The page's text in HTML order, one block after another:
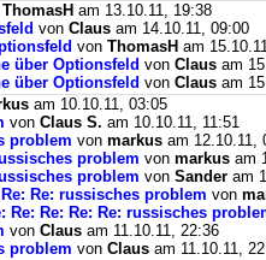
ThomasH am 13.10.11, 19:38
von Claus am 14.10.11, 09:00
von ThomasH am
über Optionsfeld von Claus am
über Optionsfeld von Claus am
am 10.10.11, 03:05
von Claus S. am 10.10.11, 11:51
problem von markus am 12.10.11,
problem von markus am
problem von Sander am
Re: Re: russisches problem von
Re: Re: Re: Re: russisches
von Claus am 11.10.11, 22:36
problem von Claus am 11.10.11,